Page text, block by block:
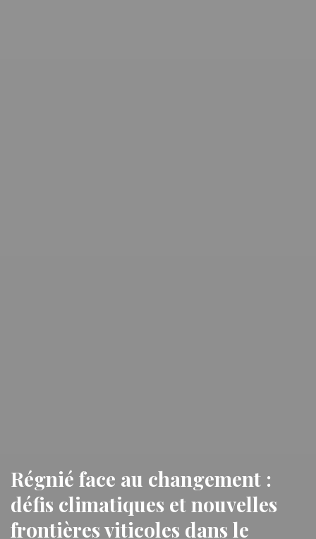
Régnié face au changement :
défis climatiques et nouvelles
frontières viticoles dans le